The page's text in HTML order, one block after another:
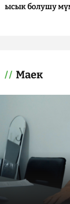
ысык болушу
Маек